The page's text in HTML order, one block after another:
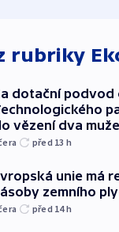
rubriky
dotační podvod
vězení dva muže
před 13 h
unie má
zemního
před 14h